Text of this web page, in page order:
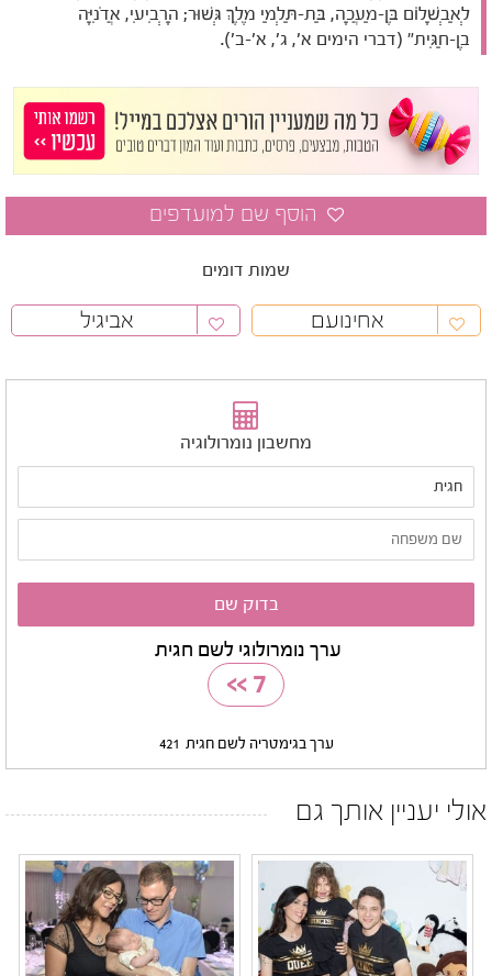
לְאַבְשָׁלוֹם בֶּן-מַעֲכָה, בַּת-תַּלְמַי מֶלֶךְ גְּשׁוּר; הָרְבִיעִי, אֲדֹנִיָּה
בֶן-חַגִּית" (דברי הימים א', ג', א'-ב').
שמות דומים
אחינועם אביגיל
מחשבון נומרולוגיה
ערך נומרולוגי לשם חגית
7
>>
ערך בגימטריה לשם חגית 421
אולי יעניין אותך גם